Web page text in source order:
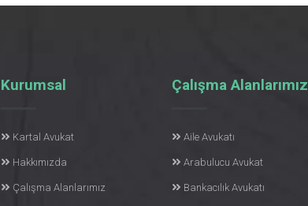
Kurumsal
Kartal Avukat
Hakkımızda
Çalışma Alanlarımız
Çalışma Alanlarımız
Aile Avukatı
Arabulucu Avukat
Bankacılık Avukatı